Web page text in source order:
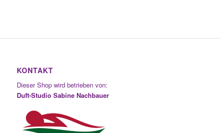
KONTAKT
Dieser Shop wird betrieben von:
Duft-Studio Sabine Nachbauer